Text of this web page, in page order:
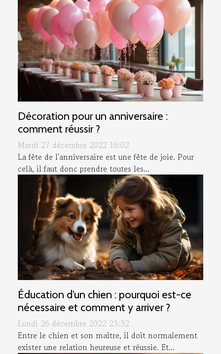
Décoration pour un anniversaire :
comment réussir ?
Mardi 27 décembre 2022 16:02
La fête de l'anniversaire est une fête de joie. Pour
celà, il faut donc prendre toutes les...
Éducation d’un chien : pourquoi est-ce
nécessaire et comment y arriver ?
Lundi 26 décembre 2022 23:32
Entre le chien et son maître, il doit normalement
exister une relation heureuse et réussie. Et...